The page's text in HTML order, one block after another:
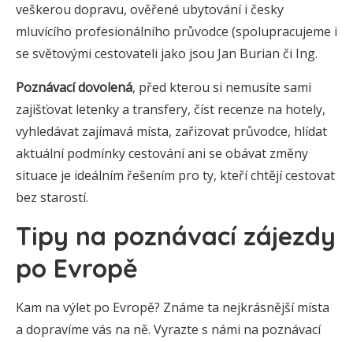
veškerou dopravu, ověřené ubytování i česky
mluvícího profesionálního průvodce (spolupracujeme i
se světovými cestovateli jako jsou Jan Burian či Ing.
Poznávací dovolená, před kterou si nemusíte sami
zajišťovat letenky a transfery, číst recenze na hotely,
vyhledávat zajímavá místa, zařizovat průvodce, hlídat
aktuální podmínky cestování ani se obávat změny
situace je ideálním řešením pro ty, kteří chtějí cestovat
bez starostí.
Tipy na poznávací zájezdy
po Evropě
Kam na výlet po Evropě? Známe ta nejkrásnější místa
a dopravíme vás na ně. Vyrazte s námi na poznávací